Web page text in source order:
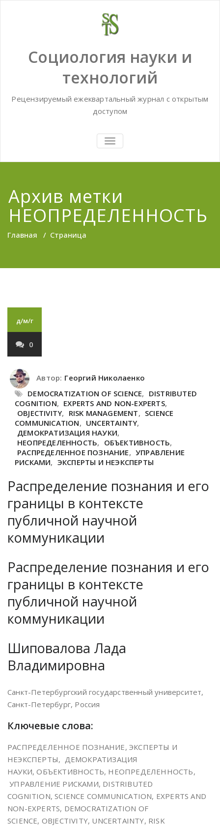
Социология науки и
технологий
Рецензируемый ежеквартальный журнал с открытым
доступом
TOGGLE
NAVIGATION
Архив метки
НЕОПРЕДЕЛЕННОСТЬ
Главная / Страница
д/м/г
0
Автор: Георгий Николаенко
DEMOCRATIZATION OF SCIENCE, DISTRIBUTED
COGNITION, EXPERTS AND NON-EXPERTS,
OBJECTIVITY, RISK MANAGEMENT, SCIENCE
COMMUNICATION, UNCERTAINTY,
ДЕМОКРАТИЗАЦИЯ НАУКИ,
НЕОПРЕДЕЛЕННОСТЬ, ОБЪЕКТИВНОСТЬ,
РАСПРЕДЕЛЕННОЕ ПОЗНАНИЕ, УПРАВЛЕНИЕ
РИСКАМИ, ЭКСПЕРТЫ И НЕЭКСПЕРТЫ
Распределение познания и его
границы в контексте
публичной научной
коммуникации
Распределение познания и его
границы в контексте
публичной научной
коммуникации
Шиповалова Лада
Владимировна
Санкт-Петербургский государственный университет,
Санкт-Петербург, Россия
Ключевые слова:
РАСПРЕДЕЛЕННОЕ ПОЗНАНИЕ, ЭКСПЕРТЫ И
НЕЭКСПЕРТЫ, ДЕМОКРАТИЗАЦИЯ
НАУКИ, ОБЪЕКТИВНОСТЬ, НЕОПРЕДЕЛЕННОСТЬ,
УПРАВЛЕНИЕ РИСКАМИ, DISTRIBUTED
COGNITION, SCIENCE COMMUNICATION, EXPERTS AND
NON-EXPERTS, DEMOCRATIZATION OF
SCIENCE, OBJECTIVITY, UNCERTAINTY, RISK